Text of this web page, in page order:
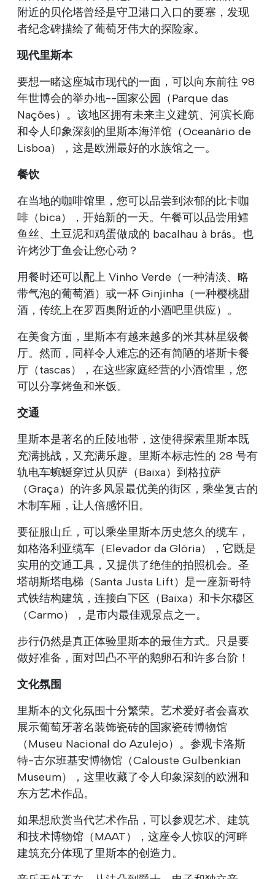
附近的贝伦塔曾经是守卫港口入口的要塞，发现
者纪念碑描绘了葡萄牙伟大的探险家。
现代里斯本
要想一睹这座城市现代的一面，可以向东前往 98
年世博会的举办地--国家公园（Parque das
Nações）。该地区拥有未来主义建筑、河滨长廊
和令人印象深刻的里斯本海洋馆（Oceanário de
Lisboa），这是欧洲最好的水族馆之一。
餐饮
在当地的咖啡馆里，您可以品尝到浓郁的比卡咖
啡（bica），开始新的一天。午餐可以品尝用鳕
鱼丝、土豆泥和鸡蛋做成的 bacalhau à brás。也
许烤沙丁鱼会让您心动？
用餐时还可以配上 Vinho Verde（一种清淡、略
带气泡的葡萄酒）或一杯 Ginjinha（一种樱桃甜
酒，传统上在罗西奥附近的小酒吧里供应）。
在美食方面，里斯本有越来越多的米其林星级餐
厅。然而，同样令人难忘的还有简陋的塔斯卡餐
厅（tascas），在这些家庭经营的小酒馆里，您
可以分享烤鱼和米饭。
交通
里斯本是著名的丘陵地带，这使得探索里斯本既
充满挑战，又充满乐趣。里斯本标志性的 28 号有
轨电车蜿蜒穿过从贝萨（Baixa）到格拉萨
（Graça）的许多风景最优美的街区，乘坐复古的
木制车厢，让人倍感怀旧。
要征服山丘，可以乘坐里斯本历史悠久的缆车，
如格洛利亚缆车（Elevador da Glória），它既是
实用的交通工具，又提供了绝佳的拍照机会。圣
塔胡斯塔电梯（Santa Justa Lift）是一座新哥特
式铁结构建筑，连接白下区（Baixa）和卡尔穆区
（Carmo），是市内最佳观景点之一。
步行仍然是真正体验里斯本的最佳方式。只是要
做好准备，面对凹凸不平的鹅卵石和许多台阶！
文化氛围
里斯本的文化氛围十分繁荣。艺术爱好者会喜欢
展示葡萄牙著名装饰瓷砖的国家瓷砖博物馆
（Museu Nacional do Azulejo）。参观卡洛斯
特-古尔班基安博物馆（Calouste Gulbenkian
Museum），这里收藏了令人印象深刻的欧洲和
东方艺术作品。
如果想欣赏当代艺术作品，可以参观艺术、建筑
和技术博物馆（MAAT），这座令人惊叹的河畔
建筑充分体现了里斯本的创造力。